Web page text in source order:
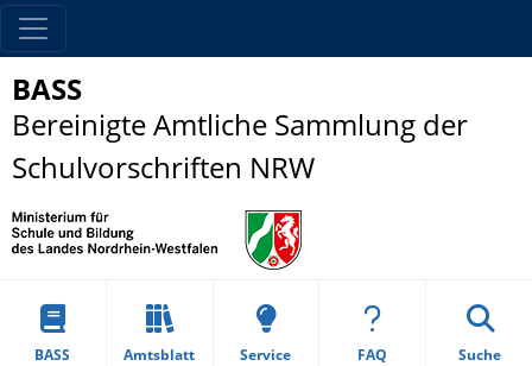
BASS
Bereinigte Amtliche Sammlung der
Schulvorschriften NRW
BASS Amtsblatt Service FAQ Suche